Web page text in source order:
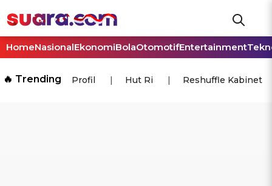
HomeNasionalEkonomiBolaOtomotifEntertainment
🔥 Trending Profil Hut Ri Reshuffle Kabinet